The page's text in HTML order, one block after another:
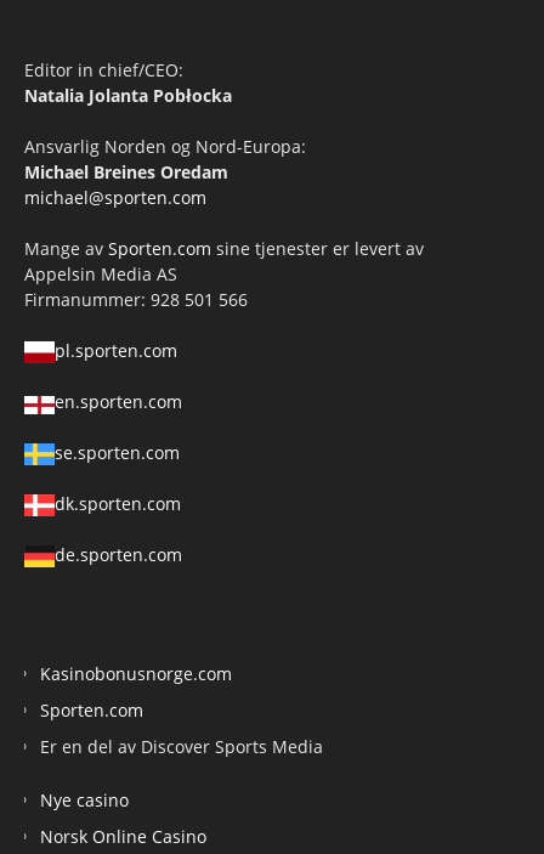
Editor in chief/CEO:
Natalia Jolanta Pobłocka
Ansvarlig Norden og Nord-Europa:
Michael Breines Oredam
michael@sporten.com
Mange av Sporten.com sine tjenester er levert av
Appelsin Media AS
Firmanummer: 928 501 566
pl.sporten.com
en.sporten.com
se.sporten.com
dk.sporten.com
de.sporten.com
Kasinobonusnorge.com
Sporten.com
Er en del av Discover Sports Media
Nye casino
Norsk Online Casino